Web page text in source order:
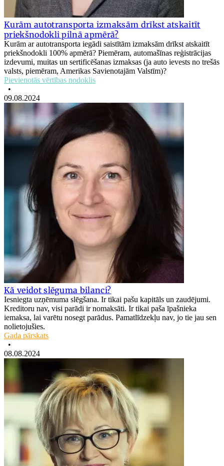
Kurām autotransporta izmaksām drīkst atskaitīt
priekšnodokli pilnā apmērā?
Kurām ar autotransporta iegādi saistītām izmaksām drīkst atskaitīt
priekšnodokli 100% apmērā? Piemēram, automašīnas reģistrācijas
izdevumi, muitas un sertificēšanas izmaksas (ja auto ievests no trešās
valsts, piemēram, Amerikas Savienotajām Valstīm)?
Pievienotās vērtības nodoklis
•
09.08.2024
Kā veidot slēguma bilanci?
Iesniegta uzņēmuma slēgšana. Ir tikai pašu kapitāls un zaudējumi.
Kreditoru nav, visi parādi ir nomaksāti. Ir tikai paša īpašnieka
iemaksa, lai varētu nosegt parādus. Pamatlīdzekļu nav, jo tie jau sen
nolietojušies.
Gada pārskats
•
08.08.2024